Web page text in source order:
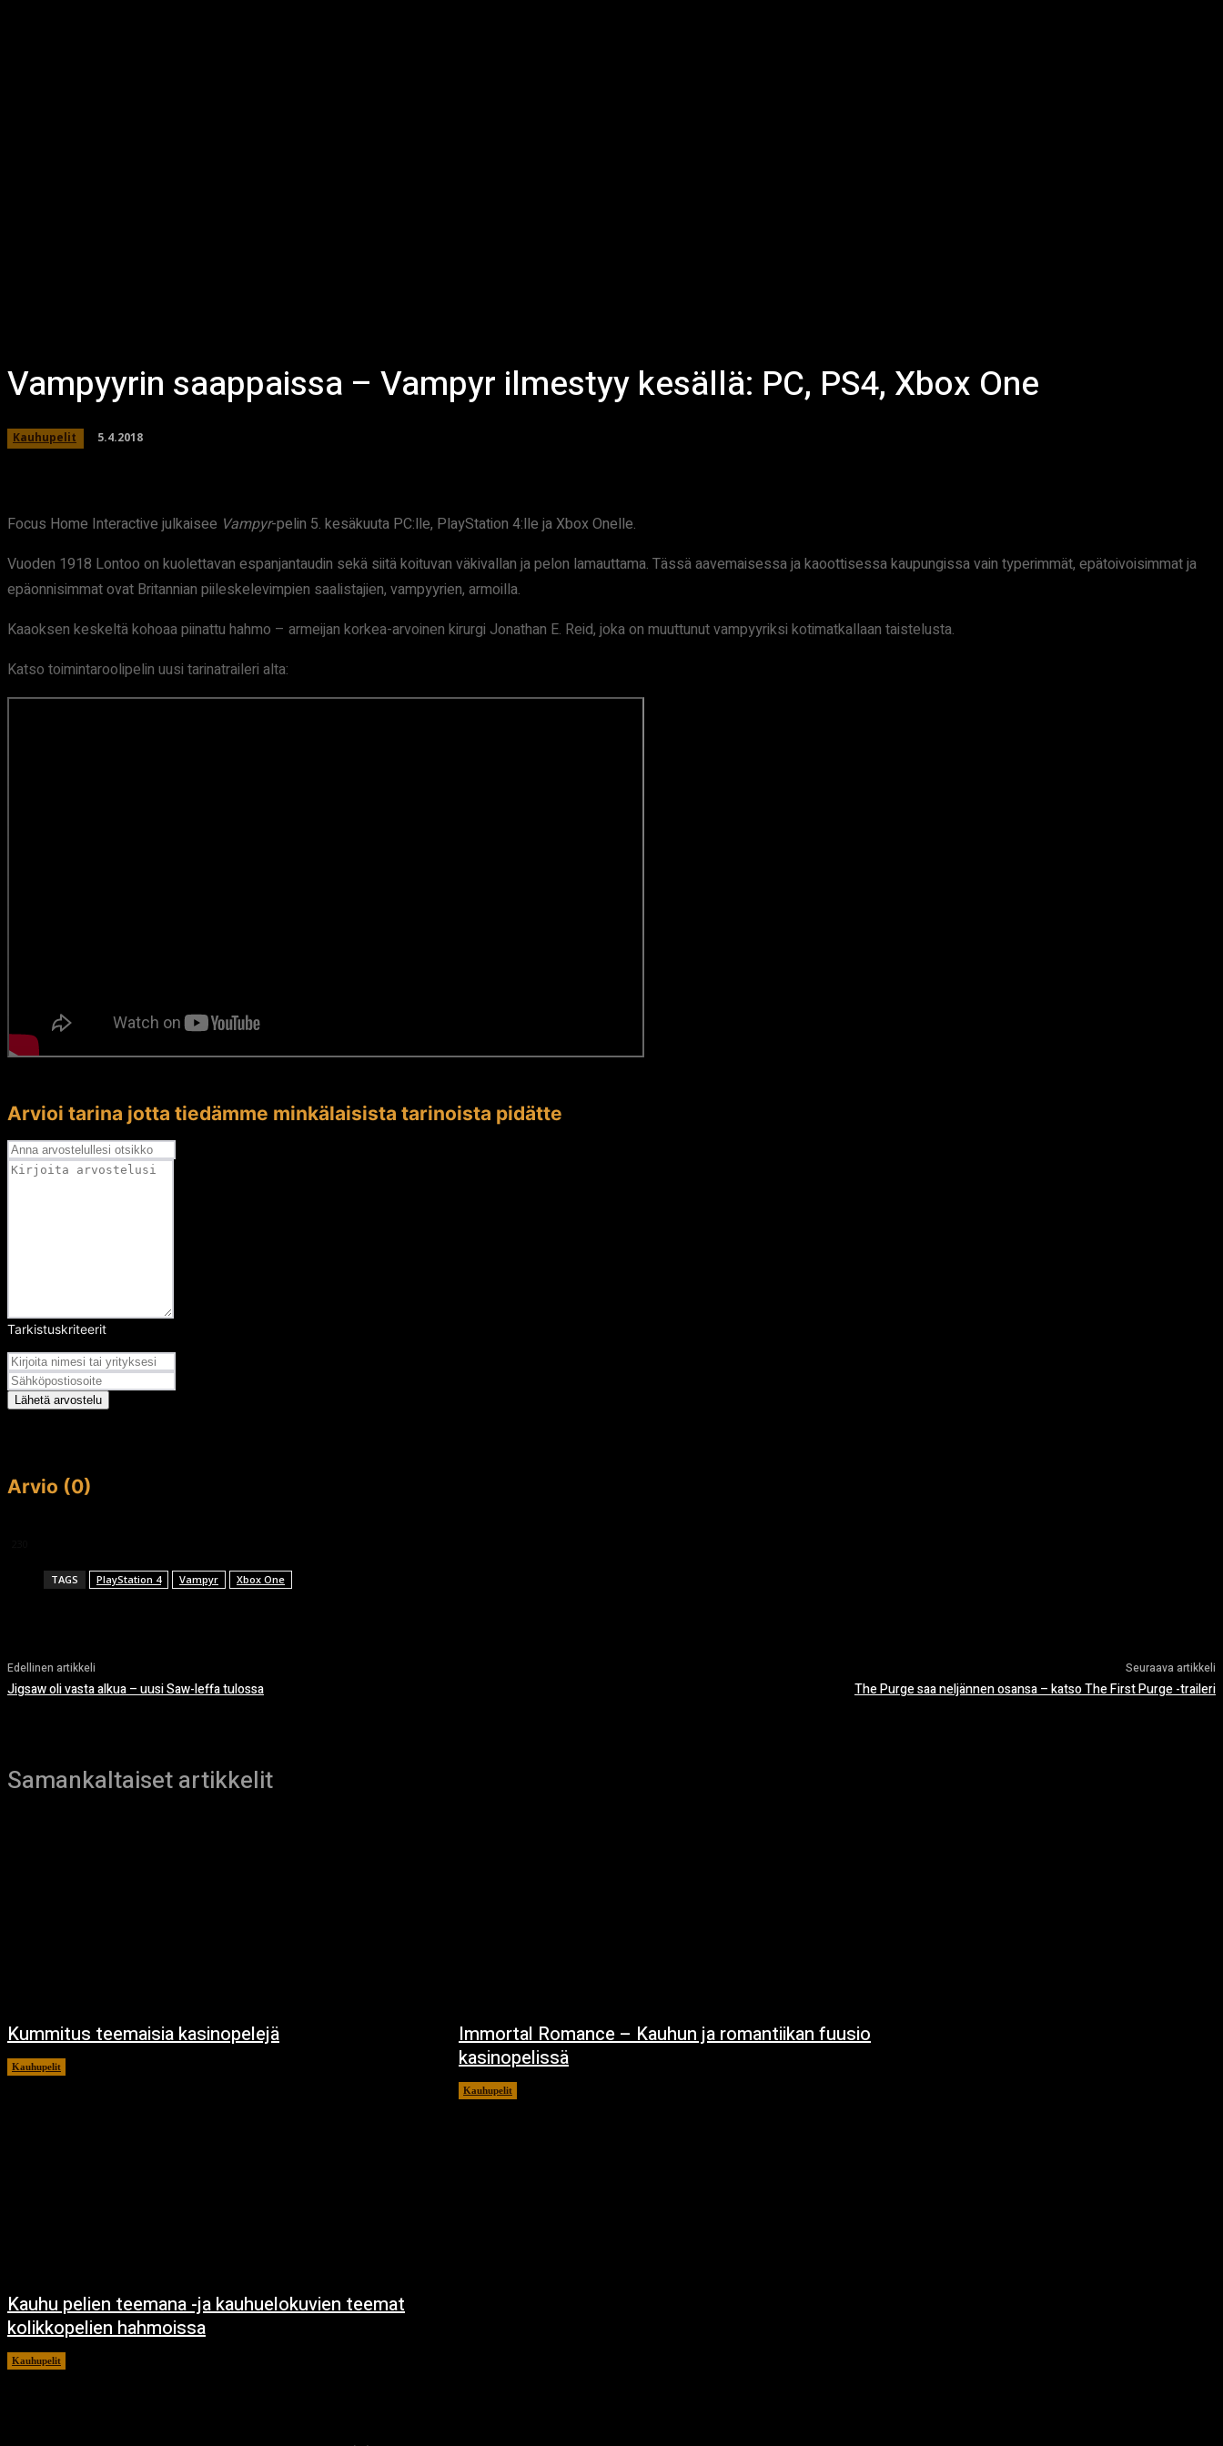
Vampyyrin saappaissa – Vampyr ilmestyy kesällä: PC, PS4, Xbox One
Kauhupelit 5.4.2018
Focus Home Interactive julkaisee Vampyr-pelin 5. kesäkuuta PC:lle, PlayStation 4:lle ja Xbox Onelle.
Vuoden 1918 Lontoo on kuolettavan espanjantaudin sekä siitä koituvan väkivallan ja pelon lamauttama. Tässä aavemaisessa ja kaoottisessa kaupungissa vain typerimmät, epätoivoisimmat ja
epäonnisimmat ovat Britannian piileskelevimpien saalistajien, vampyyrien, armoilla.
Kaaoksen keskeltä kohoaa piinattu hahmo – armeijan korkea-arvoinen kirurgi Jonathan E. Reid, joka on muuttunut vampyyriksi kotimatkallaan taistelusta.
Katso toimintaroolipelin uusi tarinatraileri alta:
Arvioi tarina jotta tiedämme minkälaisista tarinoista pidätte
Tarkistuskriteerit
Lähetä arvostelu
Arvio (0)
TAGS PlayStation 4 Vampyr Xbox One
Edellinen artikkeli
Jigsaw oli vasta alkua – uusi Saw-leffa tulossa
Seuraava artikkeli
The Purge saa neljännen osansa – katso The First Purge -traileri
Samankaltaiset artikkelit
Kummitus teemaisia kasinopelejä
Kauhupelit
Immortal Romance – Kauhun ja romantiikan fuusio
kasinopelissä
Kauhupelit
Kauhu pelien teemana -ja kauhuelokuvien teemat
kolikkopelien hahmoissa
Kauhupelit